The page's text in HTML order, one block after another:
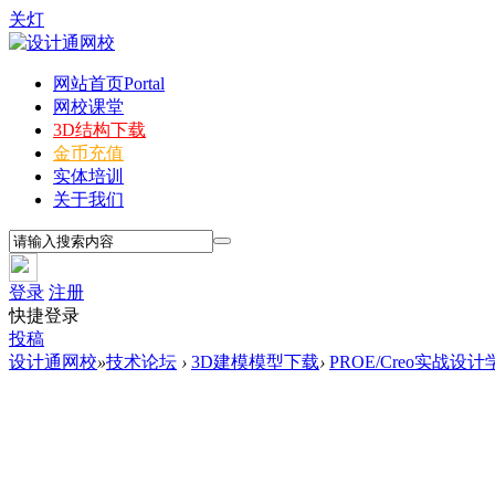
关灯
网站首页Portal
网校课堂
3D结构下载
金币充值
实体培训
关于我们
登录 注册
快捷登录
投稿
设计通网校»技术论坛 › 3D建模模型下载› PROE/Creo实战设计